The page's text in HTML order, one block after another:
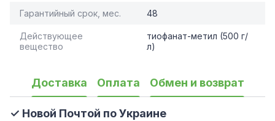
Гарантийный срок, мес. 48
Действующее
вещество
тиофанат-метил (500 г/
л)
Доставка Оплата Обмен и возврат
✓ Новой Почтой по Украине